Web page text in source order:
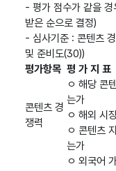
- 평가 점수가 같을
받은 순으로 결정)
- 심사기준 : 콘텐츠
및 준비도(30))
평가항목 평 가 지 표
콘텐츠 경
쟁력
ㅇ 해당 콘
는가
ㅇ 해외 시
ㅇ 콘텐츠
는가
ㅇ 외국어